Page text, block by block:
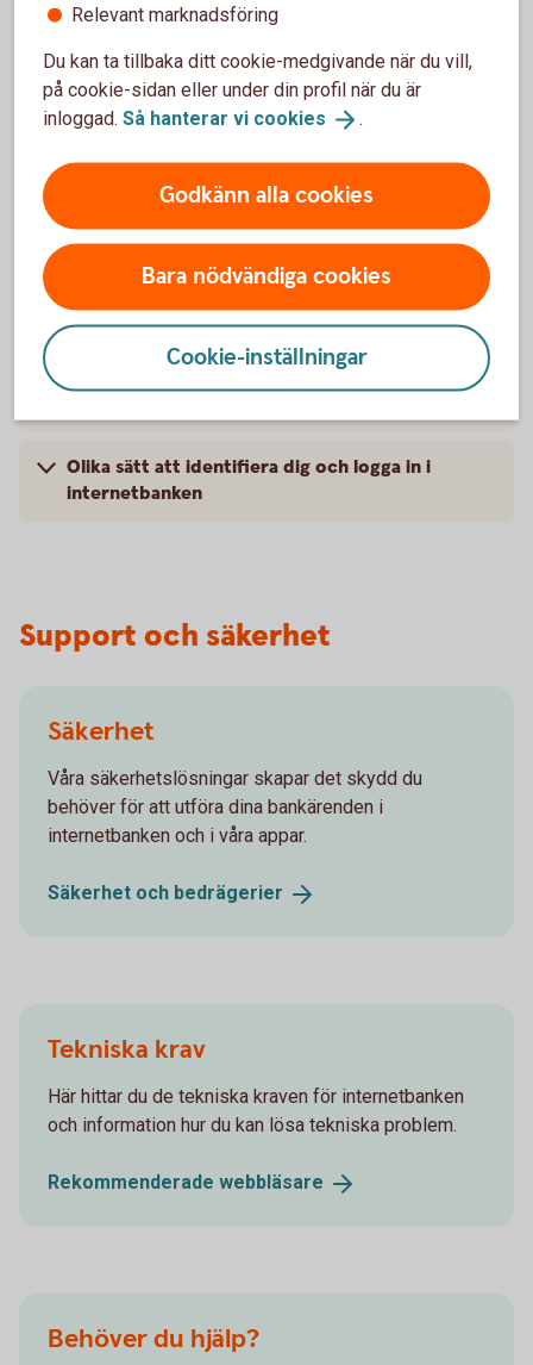
Pris för tillvalstjänster tillkommer. Tillbaka
Ingår utan kostnad i våra kundpaket. Tillbaka
Prislista betalningstjänster förtillvalstjänster
Mer om internetbanken
Olika sätt att identifiera dig och logga in i
internetbanken
Support och säkerhet
Säkerhet
Våra säkerhetslösningar skapar det skydd du
behöver för att utföra dina bankärenden i
internetbanken och i våra appar.
Säkerhet och bedrägerier
Tekniska krav
Här hittar du de tekniska kraven för internetbanken
och information hur du kan lösa tekniska problem.
Rekommenderade webbläsare
Behöver du hjälp?
Relevant marknadsföring
Du kan ta tillbaka ditt cookie-medgivande när du vill,
på cookie-sidan eller under din profil när du är
inloggad. Så hanterar vi cookies .
Godkänn alla cookies
Bara nödvändiga cookies
Cookie-inställningar